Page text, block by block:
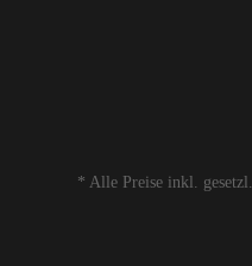
* Alle Preise inkl.